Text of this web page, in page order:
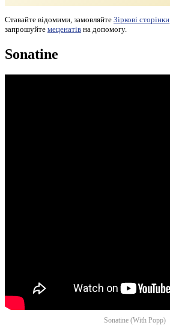
Ставайте відомими, замовляйте Зіркові сторінки
запрошуйте меценатів на допомогу.
Sonatine
Sonatine (With Popp)